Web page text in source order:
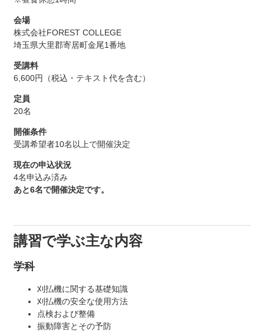
会場
株式会社FOREST COLLEGE
埼玉県大里郡寄居町金尾1番地
受講料
6,600円（税込・テキスト代を含む）
定員
20名
開催条件
受講希望者10名以上で開催決定
現在の申込状況
4名申込み済み
あと6名で開催決定です。
講習で学ぶ主な内容
学科
刈払機に関する基礎知識
刈払機の安全な使用方法
点検および整備
振動障害とその予防